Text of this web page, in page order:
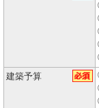
建築予算